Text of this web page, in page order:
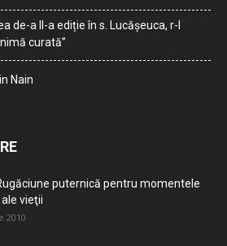
de-a II-a ediție în s. Lucășeuca, r-l
curată”
Nain
puternică pentru momentele
vieţii
2010